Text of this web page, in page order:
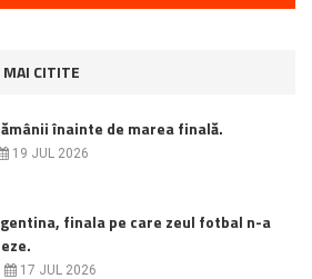
MAI CITITE
înainte de marea finală.
19 JUL 2026
finala pe care zeul fotbal n-a
17 JUL 2026